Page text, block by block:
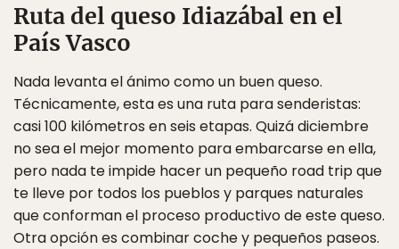
Ruta del queso Idiazábal en el
País Vasco
Nada levanta el ánimo como un buen queso.
Técnicamente, esta es una ruta para senderistas:
casi 100 kilómetros en seis etapas. Quizá diciembre
no sea el mejor momento para embarcarse en ella,
pero nada te impide hacer un pequeño road trip que
te lleve por todos los pueblos y parques naturales
que conforman el proceso productivo de este queso.
Otra opción es combinar coche y pequeños paseos.